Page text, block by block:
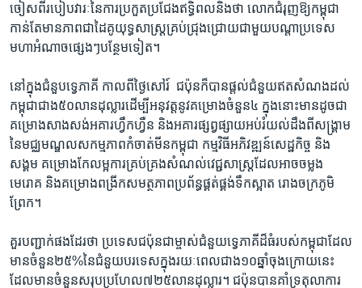
ចៀស​ពី​របៀប​វារៈ​នៃ​ការ​ប្រកួត​ប្រជែង​ឥទ្ធិពល​និង​ថា​ លោក​ជំរុញ​ឱ្យ​កម្ពុជា​
កាន់​តែ​មាន​ភាព​ជា​ដៃគូ​យុទ្ធ​សាស្ត្រ​គ្រប់ជ្រុង​ជ្រោយ​ជាមួយ​បណ្តា​ប្រទេស​
មហា​អំណាច​ផ្សេងៗ​បន្ថែម​ទៀត។​
នៅ​ក្នុង​ជំនួប​ទ្វេភាគី ​កាល​ពី​ថ្ងៃ​សៅរ៍ ​ ជប៉ុន​ក៏​បាន​ផ្តល់​ជំនួយ​ឥត​សំណង​ដល់​
កម្ពុជា​ជាង​៥០​លាន​ដុល្លារ​ដើម្បី​អនុវត្ត​នូវ​គម្រោង​ចំនួន​៤ ​ក្នុង​នោះ​មាន​ដូច​ជា​
គម្រោង​សាង​សង់​អគារ​ហ្វឹកហ្វឺន ​និងអគារ​ផ្សព្វ​ផ្សាយ​អប់រំ​យល់​ដឹង​ពី​សង្គ្រាម​
នៃ​មជ្ឈ​មណ្ឌល​សកម្ម​ភាព​កំចាត់​មីន​កម្ពុជា ​កម្មវិធី​អភិវឌ្ឍន៍​សេដ្ឋ​កិច្ច ​និង​
សង្គម ​គម្រោង​កែ​លម្អ​ការ​គ្រប់​គ្រង​សំណល់​វេជ្ជ​សាស្ត្រ​ដែល​អាច​ចម្លង​
មេរោគ ​និង​គម្រោង​ពង្រីក​សមត្ថ​ភាព​ប្រព័ន្ធ​ផ្គត់​ផ្គង់​ទឹក​ស្អាត ​រោង​ចក្រ​ភូមិ​
ព្រែក។ ​
​គួរ​បញ្ជាក់​ផង​ដែរ​ថា​ ប្រទេស​ជប៉ុន​ជា​ម្ចាស់​ជំនួយ​ទ្វេ​ភាគី​ដ៏​ធំ​របស់​កម្ពុជា​ដែល​
មាន​ចំនួន​២៥%​នៃ​ជំនួយ​បរទេស​ក្នុង​រយៈ​ពេល​ជាង​១០​ឆ្នាំ​ចុង​ក្រោយ​នេះ​
ដែល​មាន​ចំនួន​សរុប​ប្រហែល​៧២៥​លាន​ដុល្លារ។ ​ជប៉ុន​បាន​គាំទ្រ​តុលាការ​